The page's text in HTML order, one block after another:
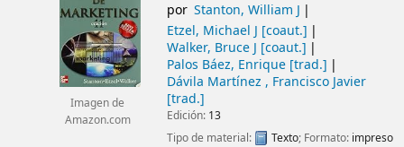
Imagen de
Amazon.com
por Stanton, William J
Etzel, Michael J [coaut.]
Walker, Bruce J [coaut.]
Palos Báez, Enrique[trad.]
Dávila Martínez , Francisco Javier
[trad.]
Edición: 13
Tipo de material:
Texto; Formato: impreso